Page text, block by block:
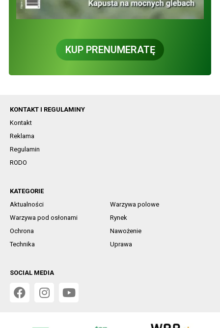
KUP PRENUMERATĘ
KONTAKT I REGULAMINY
Kontakt
Reklama
Regulamin
RODO
KATEGORIE
Aktualności
Warzywa polowe
Warzywa pod osłonami
Rynek
Ochrona
Nawożenie
Technika
Uprawa
SOCIAL MEDIA